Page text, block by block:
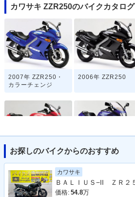
カワサキ ZZR250のバイクカタログ
2007年 ZZR250・
カラーチェンジ
2006年 ZZR250
お探しのバイクからのおすすめ
カワサキ
価格: 54.8万